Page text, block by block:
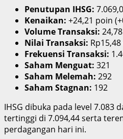
Penutupan IHSG:
Kenaikan: +24,21 poin
Volume Transaksi:
Nilai Transaksi:
Frekuensi Transaksi:
Saham Menguat: 321
Saham Melemah: 292
Saham Stagnan: 192
IHSG dibuka pada level 7.083
tertinggi di 7.094,44 serta
perdagangan hari ini.